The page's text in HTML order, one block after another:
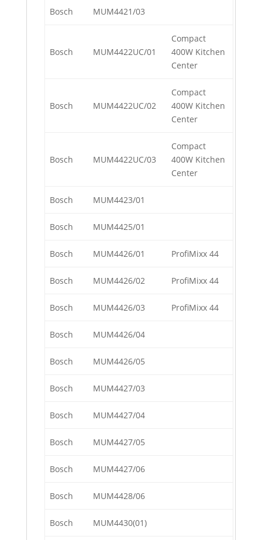
Bosch MUM4421/03
Bosch MUM4422UC/01
Compact
400W Kitchen
Center
Bosch MUM4422UC/02
Compact
400W Kitchen
Center
Bosch MUM4422UC/03
Compact
400W Kitchen
Center
Bosch MUM4423/01
Bosch MUM4425/01
Bosch MUM4426/01 ProfiMixx 44
Bosch MUM4426/02 ProfiMixx 44
Bosch MUM4426/03 ProfiMixx 44
Bosch MUM4426/04
Bosch MUM4426/05
Bosch MUM4427/03
Bosch MUM4427/04
Bosch MUM4427/05
Bosch MUM4427/06
Bosch MUM4428/06
Bosch MUM4430(01)